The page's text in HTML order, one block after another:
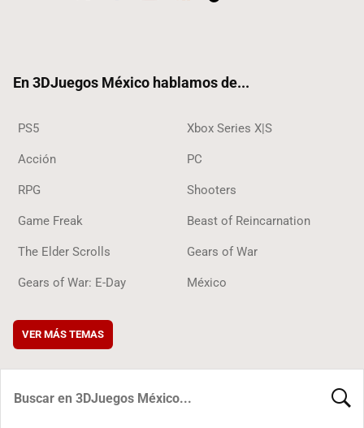
En 3DJuegos México hablamos de...
PS5 Xbox Series X|S
Acción PC
RPG Shooters
Game Freak Beast of Reincarnation
The Elder Scrolls Gears of War
Gears of War: E-Day México
VER MÁS TEMAS